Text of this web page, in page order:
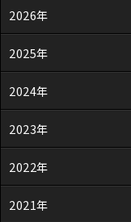
2026年
2025年
2024年
2023年
2022年
2021年